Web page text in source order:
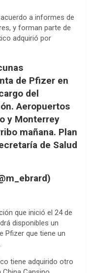
a informes de
y forman parte de
adquirió por
de Pfizer en
del
Aeropuertos
y Monterrey
mañana. Plan
de Salud
que inició el 24 de
disponibles un
Pfizer que tiene un
tiene adquirido otro